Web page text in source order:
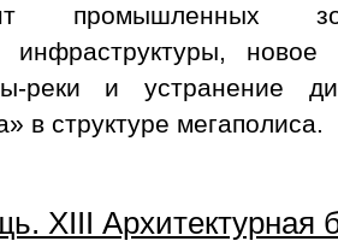
промышленных
инфраструктуры, новое
реки и устранение
в структуре мегаполиса.
XIII Архитектурная